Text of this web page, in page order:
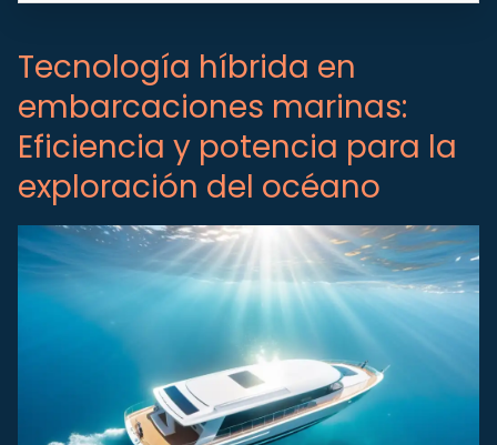
Tecnología híbrida en
embarcaciones marinas:
Eficiencia y potencia para la
exploración del océano